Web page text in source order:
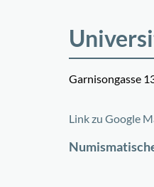
Garnisongasse
+
Link zu Google